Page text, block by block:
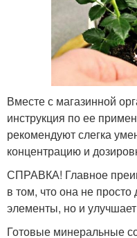
Вместе с магазинной
инструкция по ее
рекомендуют слегка
концентрацию и
СПРАВКА! Главное
в том, что она не
элементы, но и улучшает
Готовые минеральные